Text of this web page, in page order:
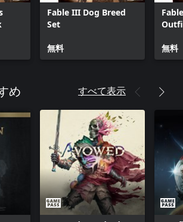
Fable III Dog Breed
Set
無料 無料
め すべて表示